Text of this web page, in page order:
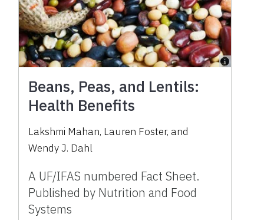
Beans, Peas, and Lentils:
Health Benefits
Lakshmi Mahan, Lauren Foster, and
Wendy J. Dahl
A UF/IFAS numbered Fact Sheet.
Published by Nutrition and Food
Systems